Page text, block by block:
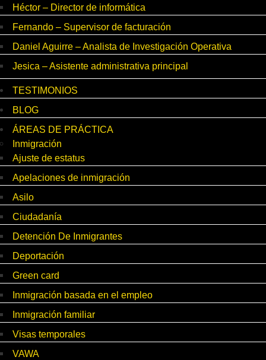
Héctor – Director de informática
Fernando – Supervisor de facturación
Daniel Aguirre – Analista de Investigación Operativa
Jesica – Asistente administrativa principal
TESTIMONIOS
BLOG
ÁREAS DE PRÁCTICA
Inmigración
Ajuste de estatus
Apelaciones de inmigración
Asilo
Ciudadanía
Detención De Inmigrantes
Deportación
Green card
Inmigración basada en el empleo
Inmigración familiar
Visas temporales
VAWA